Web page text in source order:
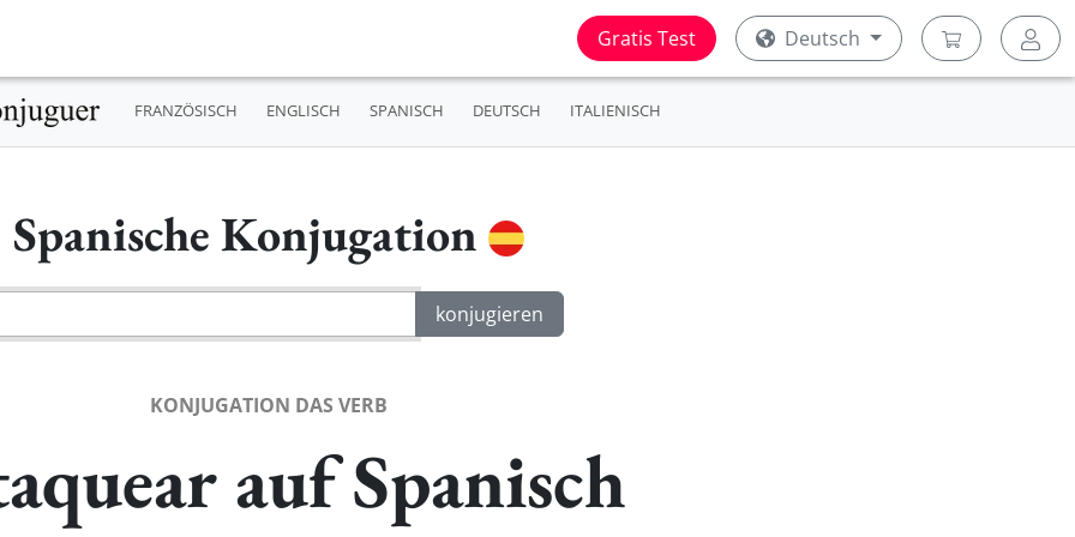
Gratis Test Deutsch
FRANZÖSISCH ENGLISCH SPANISCH DEUTSCH ITALIENISCH
Spanische Konjugation
KONJUGATION DAS VERB
auf Spanisch